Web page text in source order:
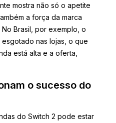
mostra não só o apetite
a força da marca
Brasil, por exemplo, o
nas lojas, o que
está alta e a oferta,
o sucesso do
do Switch 2 pode estar